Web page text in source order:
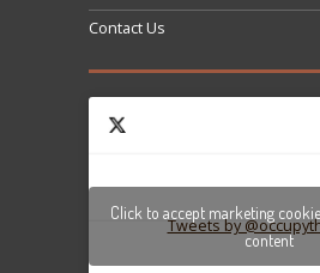
Contact Us
Tweets by
Click to accept marketing
content